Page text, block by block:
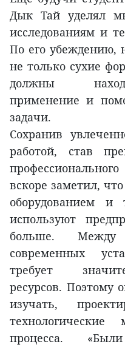
Дык Тай уделял
исследованиям и
По его убеждению,
не только сухие
должны
применение и
задачи.
Сохранив
работой, став
вскоре заметил,
оборудованием и
используют
больше. Между
современных
требует
ресурсов. Поэтому
изучать,
процесса.